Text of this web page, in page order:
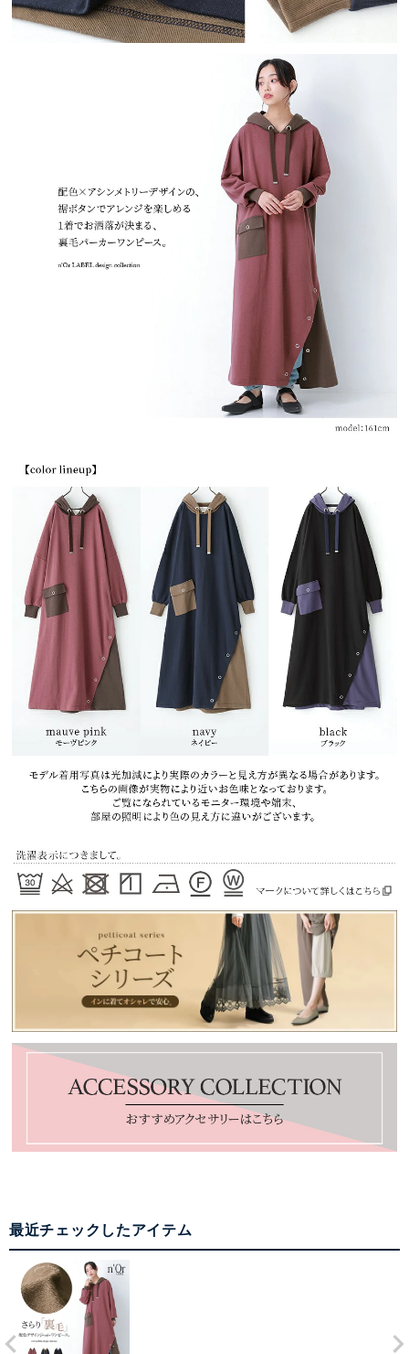
最近チェックしたアイテム